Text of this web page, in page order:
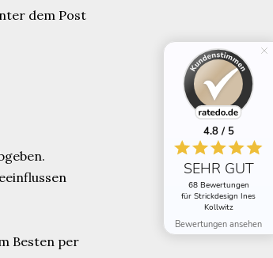
dem Post
Besten per
4.8 / 5
SEHR GUT
68 Bewertungen
für Strickdesign Ines
Kollwitz
Bewertungen ansehen